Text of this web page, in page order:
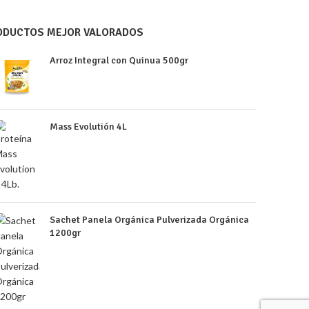
MEJOR VALORADOS
Arroz Integral con Quinua 500gr
Mass Evolutión 4L
Sachet Panela Orgánica Pulverizada Orgánica
1200gr